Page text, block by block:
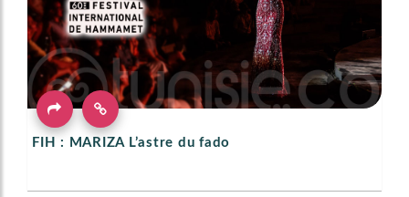
FIH : MARIZA L’astre du fado